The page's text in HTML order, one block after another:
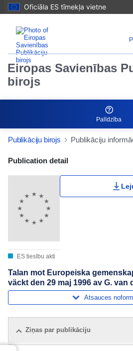
Oficiāla ES tīmekļa vietne
Eiropas Savienības
birojs
Palīdzība
Publikāciju birojs Publikāciju
Publication Detail
Publication detail
ES tiesību akti
Talan mot Europeiska
väckt den 29 maj 1996 av G. van
Atsauces
Ziņas par publikāciju